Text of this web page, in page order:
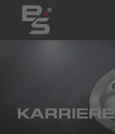
KARRIERE